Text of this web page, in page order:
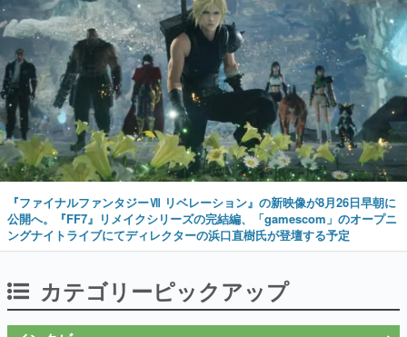
『ファイナルファンタジーⅦ リベレーション』の新映像が8月26日早朝に
公開へ。『FF7』リメイクシリーズの完結編、「gamescom」のオープニ
ングナイトライブにてディレクターの浜口直樹氏が登壇する予定
カテゴリーピックアップ